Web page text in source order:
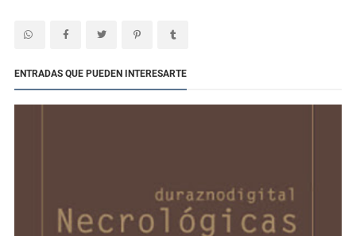
ENTRADAS QUE PUEDEN INTERESARTE